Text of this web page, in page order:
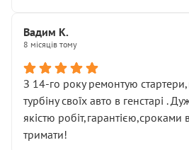
Вадим К.
8 місяців тому
З 14-го року ремонтую
турбіну своїх авто в генстарі .
якістю робіт,гарантією,сроками
тримати!